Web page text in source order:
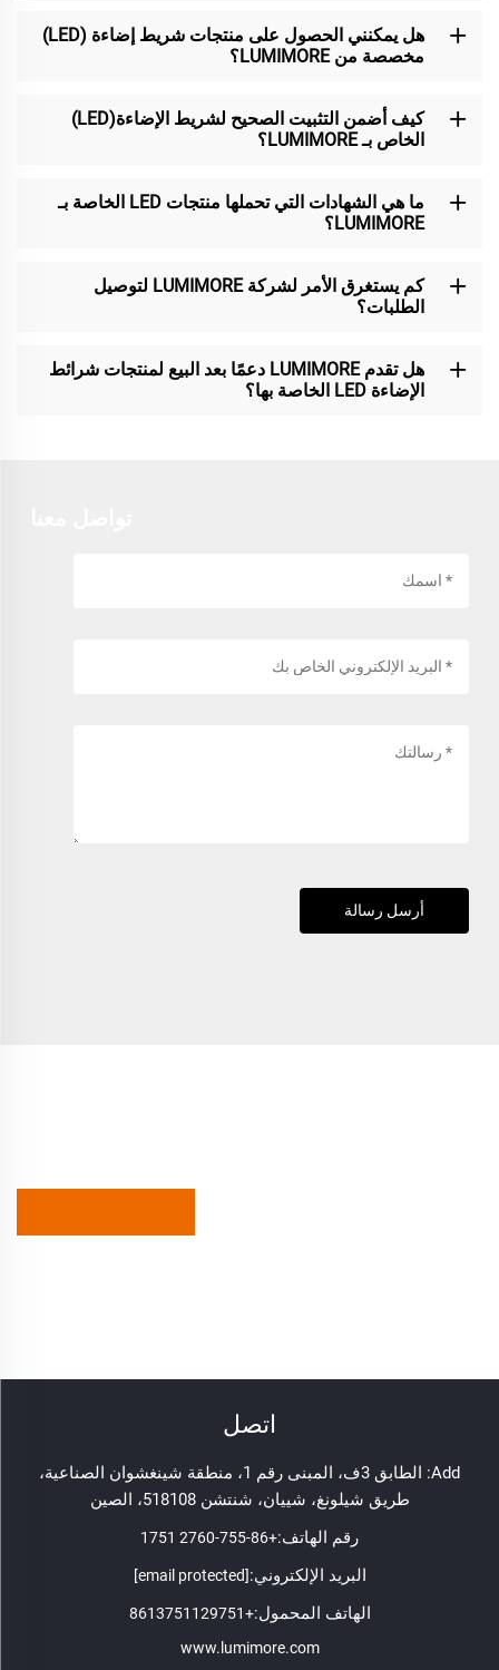
هل يمكنني الحصول على منتجات شريط إضاءة (LED)
مخصصة من LUMIMORE؟
كيف أضمن التثبيت الصحيح لشريط الإضاءة(LED)
الخاص بـ LUMIMORE؟
ما هي الشهادات التي تحملها منتجات LED الخاصة بـ
LUMIMORE؟
كم يستغرق الأمر لشركة LUMIMORE لتوصيل
الطلبات؟
هل تقدم LUMIMORE دعمًا بعد البيع لمنتجات شرائط
الإضاءة LED الخاصة بها؟
أرسل رسالة
اتصل
Add: الطابق 3ف، المبنى رقم 1، منطقة شينغشوان الصناعية،
طريق شيلونغ، شييان، شنتشن 518108، الصين
رقم الهاتف:+86-755-2760 1751
البريد الإلكتروني:[email protected]
الهاتف المحمول:+8613751129751
www.lumimore.com